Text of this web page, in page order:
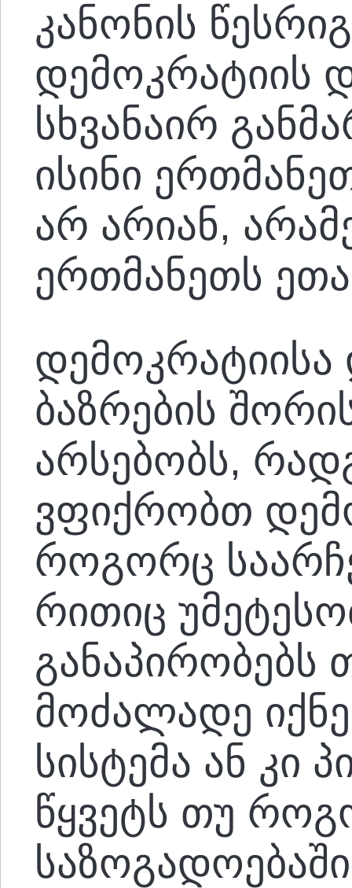
კანონის
დემოკრატიის
სხვანაირ
ისინი
არ არიან,
ერთმანეთს
ბაზრების
არსებობს,
ვფიქრობთ
როგორც
რითიც
განაპირობებს
მოძალადე
სისტემა ან კი
წყვეტს თუ